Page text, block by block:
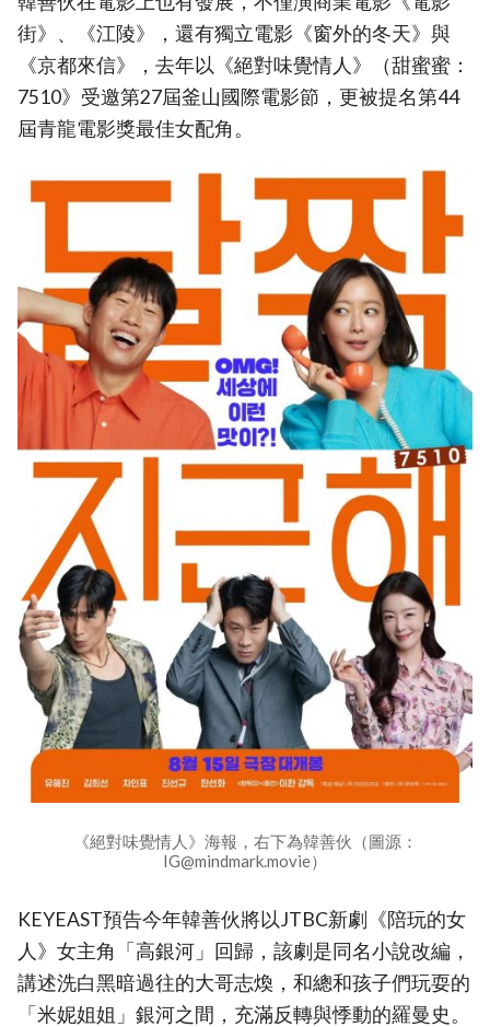
街》、《江陵》，還有獨立電影《窗外的冬天》與
《京都來信》，去年以《絕對味覺情人》（甜蜜蜜：
7510》受邀第27屆釜山國際電影節，更被提名第44
屆青龍電影獎最佳女配角。
《絕對味覺情人》海報，右下為韓善伙（圖源：
IG@mindmark.movie）
KEYEAST預告今年韓善伙將以JTBC新劇《陪玩的女
人》女主角「高銀河」回歸，該劇是同名小說改編，
講述洗白黑暗過往的大哥志煥，和總和孩子們玩耍的
「米妮姐姐」銀河之間，充滿反轉與悸動的羅曼史。